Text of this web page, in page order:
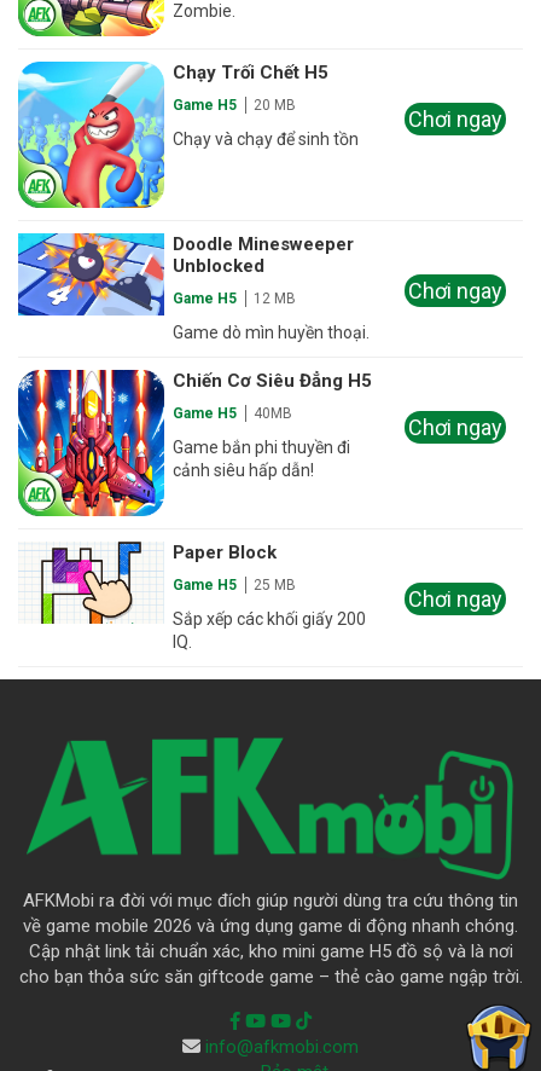
Zombie.
Chạy Trối Chết H5
Game H5 20 MB
Chạy và chạy để sinh tồn
Chơi ngay
Doodle Minesweeper
Unblocked
Game H5 12 MB
Game dò mìn huyền thoại.
Chơi ngay
Chiến Cơ Siêu Đẳng H5
Game H5 40MB
Game bắn phi thuyền đi
cảnh siêu hấp dẫn!
Chơi ngay
Paper Block
Game H5 25 MB
Sắp xếp các khối giấy 200
IQ.
Chơi ngay
AFKMobi ra đời với mục đích giúp người dùng tra cứu thông tin
về game mobile 2026 và ứng dụng game di động nhanh chóng.
Cập nhật link tải chuẩn xác, kho mini game H5 đồ sộ và là nơi
cho bạn thỏa sức săn giftcode game – thẻ cào game ngập trời.
info@afkmobi.com